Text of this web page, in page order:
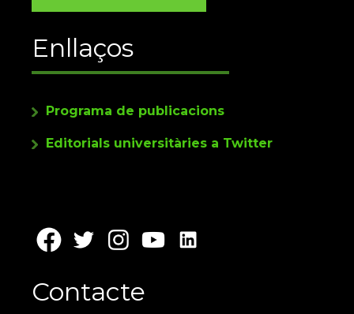
Enllaços
Programa de publicacions
Editorials universitàries a Twitter
Contacte